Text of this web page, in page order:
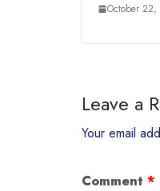
October 22,
Leave a
Your email
Comment *